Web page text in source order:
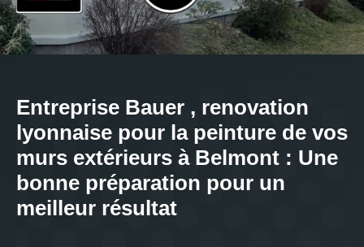
Entreprise Bauer , renovation
lyonnaise pour la peinture de vos
murs extérieurs à Belmont : Une
bonne préparation pour un
meilleur résultat